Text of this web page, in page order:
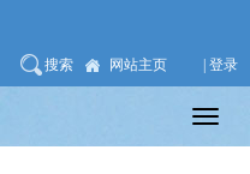
搜索 网站主页 | 登录